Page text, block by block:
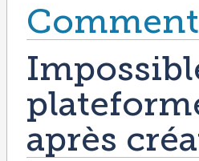
après